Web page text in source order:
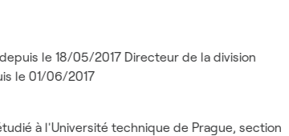
le 18/05/2017 Directeur de la division
le 01/06/2017
à l'Université technique de Prague, section